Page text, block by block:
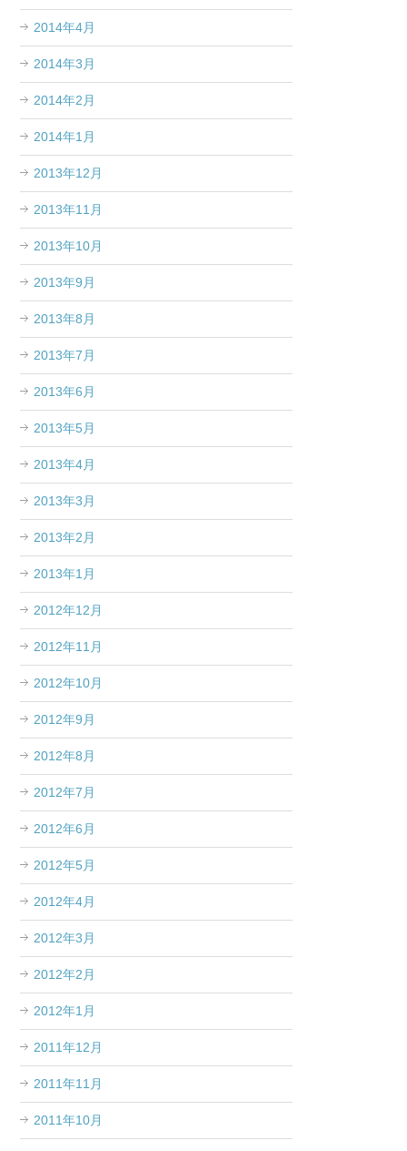
2014年4月
2014年3月
2014年2月
2014年1月
2013年12月
2013年11月
2013年10月
2013年9月
2013年8月
2013年7月
2013年6月
2013年5月
2013年4月
2013年3月
2013年2月
2013年1月
2012年12月
2012年11月
2012年10月
2012年9月
2012年8月
2012年7月
2012年6月
2012年5月
2012年4月
2012年3月
2012年2月
2012年1月
2011年12月
2011年11月
2011年10月